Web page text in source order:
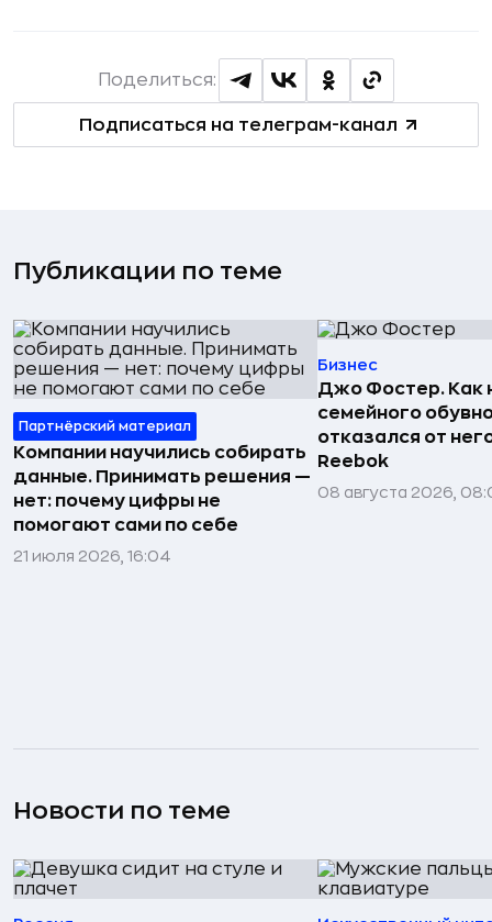
Подписаться на телеграм-канал
Поделиться:
Публикации по теме
Партнёрский материал
Компании научились собирать
данные. Принимать решения —
нет: почему цифры не
помогают сами по себе
21 июля 2026, 16:04
Бизнес
Джо Фостер. Как
семейного
отказался от
Reebok
08 августа 2026,
Новости по теме